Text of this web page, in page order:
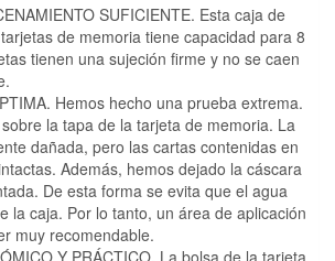
SUFICIENTE. Esta caja de
de memoria tiene capacidad para 8
tienen una sujeción firme y no se caen
Hemos hecho una prueba extrema.
la tapa de la tarjeta de memoria. La
dañada, pero las cartas contenidas en
Además, hemos dejado la cáscara
De esta forma se evita que el agua
la caja. Por lo tanto, un área de aplicación
muy recomendable.
Y PRÁCTICO. La bolsa de la tarjeta